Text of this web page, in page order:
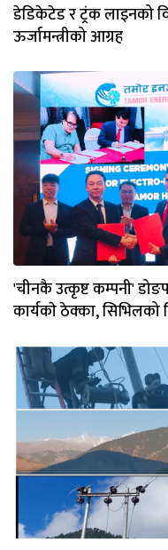
डेडिकेटेड र ट्रंक लाइनको
ऊर्जामन्त्रीको आग्रह
'चीनकै उत्कृष्ट कम्पनी'
कार्यकाे ठेक्का, सिभिलको